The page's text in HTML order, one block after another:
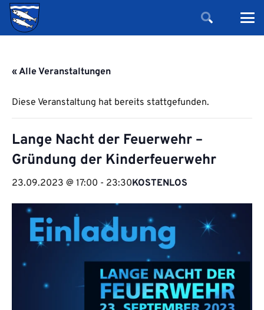
« Alle Veranstaltungen
Diese Veranstaltung hat bereits stattgefunden.
Lange Nacht der Feuerwehr –
Gründung der Kinderfeuerwehr
23.09.2023 @ 17:00 - 23:30KOSTENLOS